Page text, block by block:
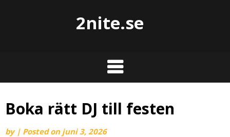
2nite.se
Boka rätt DJ till festen
by | Posted on juni 3, 2026